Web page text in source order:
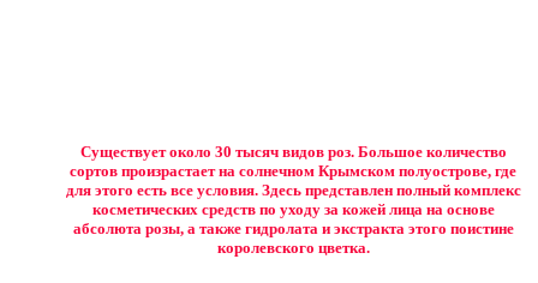
Существует около 30 тысяч видов роз. Большое количество
сортов произрастает на солнечном Крымском полуострове, где
для этого есть все условия. Здесь представлен полный комплекс
косметических средств по уходу за кожей лица на основе
абсолюта розы, а также гидролата и экстракта этого поистине
королевского цветка.